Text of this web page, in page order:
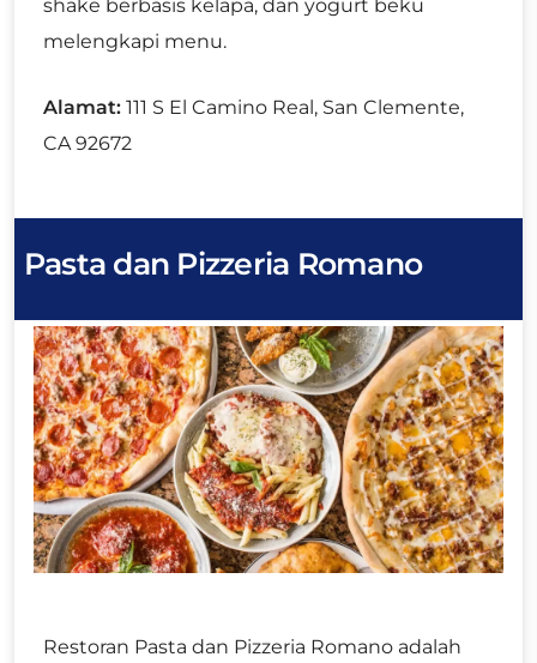
shake berbasis kelapa, dan yogurt beku
melengkapi menu.
Alamat: 111 S El Camino Real, San Clemente,
CA 92672
Pasta dan Pizzeria Romano
Restoran Pasta dan Pizzeria Romano adalah